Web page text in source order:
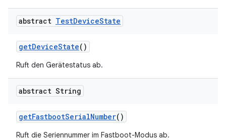
abstract TestDeviceState
getDeviceState()
Ruft den Gerätestatus ab.
abstract String
getFastbootSerialNumber()
Ruft die Seriennummer im Fastboot-Modus ab.